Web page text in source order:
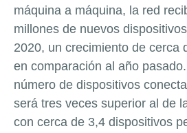
máquina a máquina, la red
millones de nuevos
2020, un crecimiento de cerca
en comparación al año
número de dispositivos
será tres veces superior al de
con cerca de 3,4 dispositivos